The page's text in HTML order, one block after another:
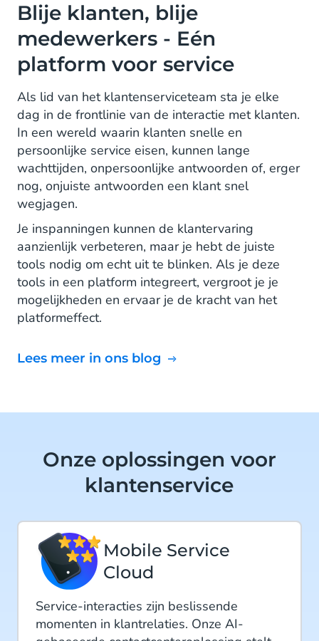
Blije klanten, blije
medewerkers - Eén
platform voor service
Als lid van het klantenserviceteam sta je elke
dag in de frontlinie van de interactie met klanten.
In een wereld waarin klanten snelle en
persoonlijke service eisen, kunnen lange
wachttijden, onpersoonlijke antwoorden of, erger
nog, onjuiste antwoorden een klant snel
wegjagen.
Je inspanningen kunnen de klantervaring
aanzienlijk verbeteren, maar je hebt de juiste
tools nodig om echt uit te blinken. Als je deze
tools in een platform integreert, vergroot je je
mogelijkheden en ervaar je de kracht van het
platformeffect.
Lees meer in ons blog
Onze oplossingen voor
klantenservice
Mobile Service
Cloud
Service-interacties zijn beslissende
momenten in klantrelaties. Onze AI-